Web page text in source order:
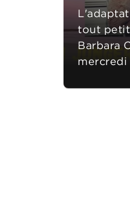
tout petit
Barbara
mercredi